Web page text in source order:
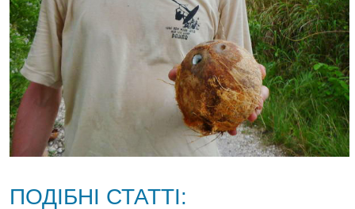
ПОДІБНІ СТАТТІ: